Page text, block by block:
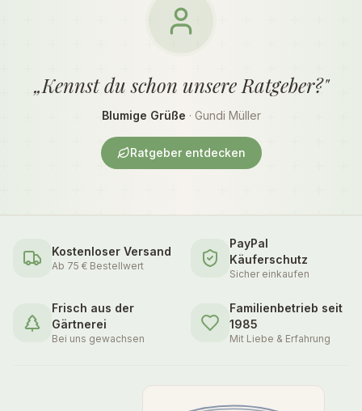
„Kennst du schon unsere Ratgeber?"
Blumige Grüße · Gundi Müller
Ratgeber entdecken
Kostenloser Versand
Ab 75 € Bestellwert
PayPal
Käuferschutz
Sicher einkaufen
Frisch aus der
Gärtnerei
Bei uns gewachsen
Familienbetrieb seit
1985
Mit Liebe & Erfahrung